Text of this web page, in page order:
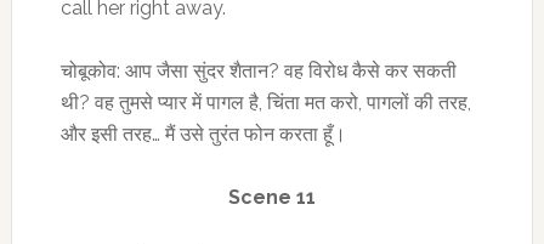
call her right away.
चोबूकोव: आप जैसा सुंदर शैतान? वह विरोध कैसे कर सकती
थी? वह तुमसे प्यार में पागल है, चिंता मत करो, पागलों की तरह,
और इसी तरह… मैं उसे तुरंत फोन करता हूँ।
Scene 11